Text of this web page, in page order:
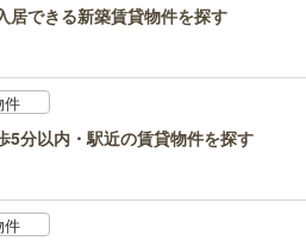
居できる新築賃貸物件を探す
件
5分以内・駅近の賃貸物件を探す
件